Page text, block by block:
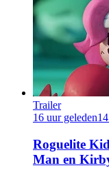
Trailer
16 uur geleden
Roguelite
Man en